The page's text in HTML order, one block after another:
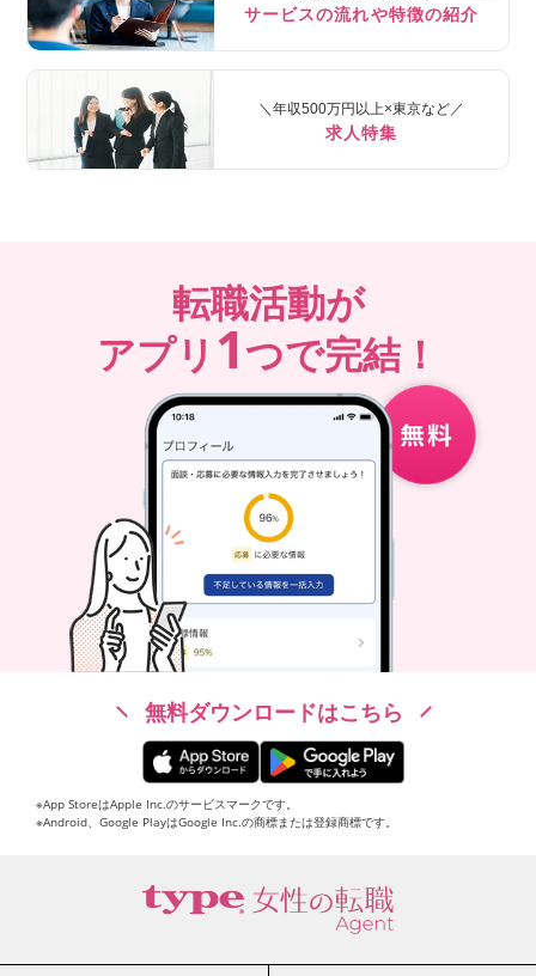
サービスの流れや特徴の紹介
＼年収500万円以上×東京など／
求人特集
転職活動が
アプリ 1つで完結！
無料ダウンロードはこちら
※App StoreはApple Inc.のサービスマークです。
※Android、Google PlayはGoogle Inc.の商標または登録商標です。